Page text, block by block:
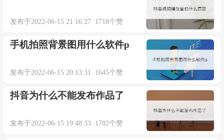
发布于2022-06-15 21:16:27 1718个赞
手机拍照背景图用什么软件p
发布于2022-06-15 20:13:31 1645个赞
抖音为什么不能发布作品了
发布于2022-06-15 19:48:33 1782个赞